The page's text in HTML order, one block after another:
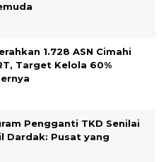
1.728 ASN Cimahi
Target Kelola 60%
Pengganti TKD Senilai
Dardak: Pusat yang